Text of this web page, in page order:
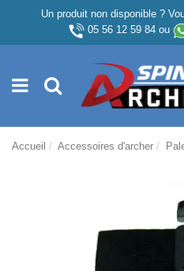
Un produit non disponible ?
05 56 12 59 84ou
Accueil Accessoires d'archer